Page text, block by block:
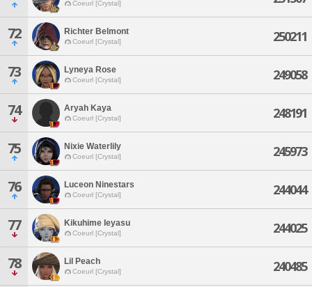
Coeurl [Crystal]
72 Richter Belmont
Coeurl [Crystal] 250211
73 Lyneya Rose
Coeurl [Crystal] 249058
74 Aryah Kaya
Coeurl [Crystal] 248191
75 Nixie Waterlily
Coeurl [Crystal] 245973
76 Luceon Ninestars
Coeurl [Crystal] 244044
77 Kikuhime Ieyasu
Coeurl [Crystal] 244025
78 Lil Peach
Coeurl [Crystal] 240485